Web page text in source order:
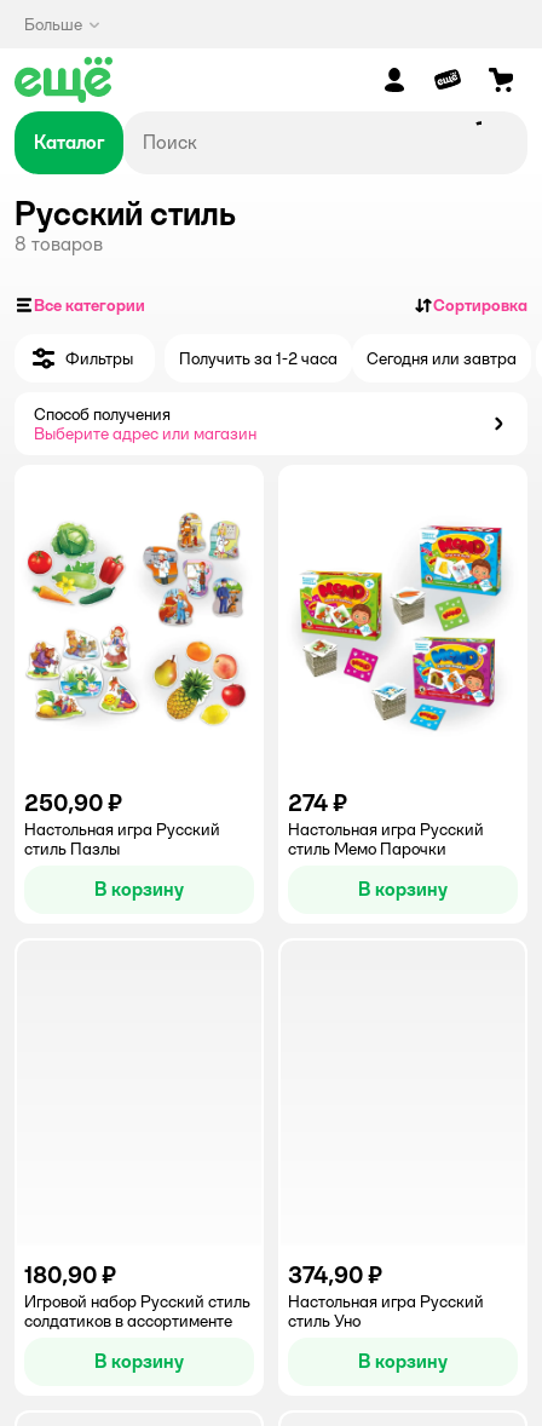
Больше
Каталог
Русский стиль
8 товаров
Все категории Сортировка
Фильтры Получить за 1-2 часа Сегодня или завтра
Способ получения
Выберите адрес или магазин
250,90 ₽
Настольная игра Русский
стиль Пазлы
В корзину
274 ₽
Настольная игра Русский
стиль Мемо Парочки
В корзину
180,90 ₽
Игровой набор Русский стиль
солдатиков в ассортименте
В корзину
374,90 ₽
Настольная игра Русский
стиль Уно
В корзину